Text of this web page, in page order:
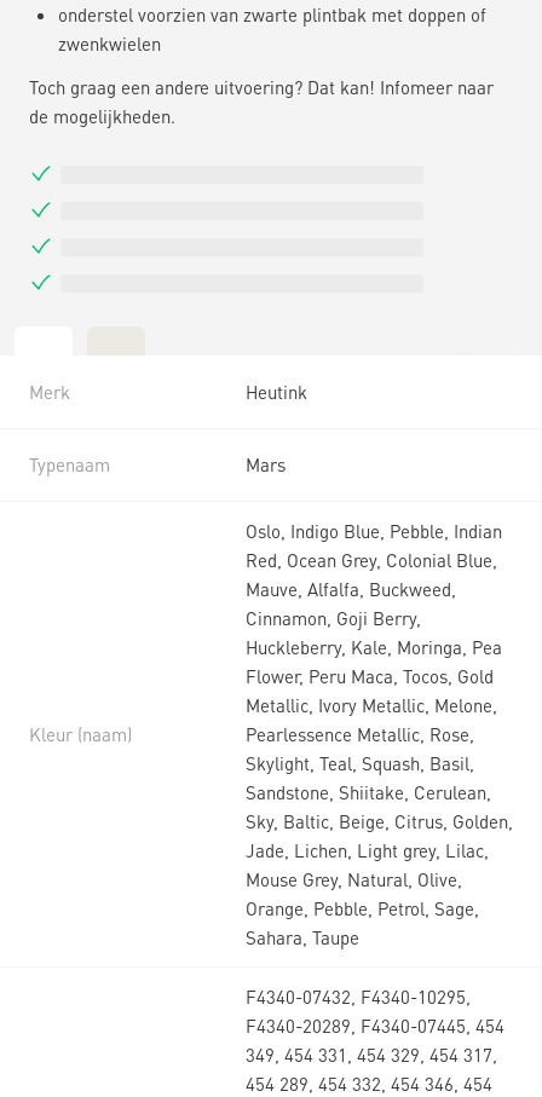
onderstel voorzien van zwarte plintbak met doppen of
zwenkwielen
Toch graag een andere uitvoering? Dat kan! Infomeer naar
de mogelijkheden.
Merk Heutink
Typenaam Mars
Kleur (naam)
Oslo, Indigo Blue, Pebble, Indian
Red, Ocean Grey, Colonial Blue,
Mauve, Alfalfa, Buckweed,
Cinnamon, Goji Berry,
Huckleberry, Kale, Moringa, Pea
Flower, Peru Maca, Tocos, Gold
Metallic, Ivory Metallic, Melone,
Pearlessence Metallic, Rose,
Skylight, Teal, Squash, Basil,
Sandstone, Shiitake, Cerulean,
Sky, Baltic, Beige, Citrus, Golden,
Jade, Lichen, Light grey, Lilac,
Mouse Grey, Natural, Olive,
Orange, Pebble, Petrol, Sage,
Sahara, Taupe
F4340-07432, F4340-10295,
F4340-20289, F4340-07445, 454
349, 454 331, 454 329, 454 317,
454 289, 454 332, 454 346, 454